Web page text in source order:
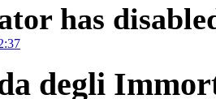
has
degli